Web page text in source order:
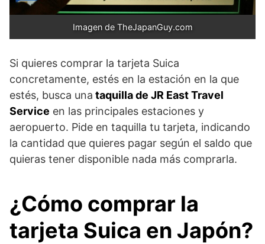
Imagen de TheJapanGuy.com
Si quieres comprar la tarjeta Suica
concretamente, estés en la estación en la que
estés, busca una taquilla de JR East Travel
Service en las principales estaciones y
aeropuerto. Pide en taquilla tu tarjeta, indicando
la cantidad que quieres pagar según el saldo que
quieras tener disponible nada más comprarla.
¿Cómo comprar la
tarjeta Suica en Japón?